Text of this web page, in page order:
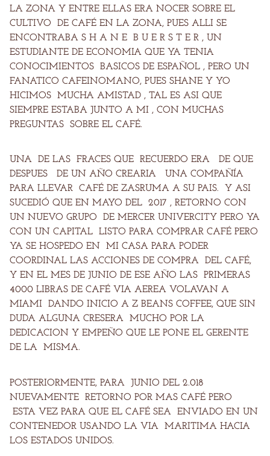
LA ZONA Y ENTRE ELLAS ERA NOCER SOBRE EL
CULTIVO DE CAFÉ EN LA ZONA, PUES ALLI SE
ENCONTRABA S H A N E B U E R S T E R , UN
ESTUDIANTE DE ECONOMIA QUE YA TENIA
CONOCIMIENTOS BASICOS DE ESPAÑOL , PERO UN
FANATICO CAFEINOMANO, PUES SHANE Y YO
HICIMOS MUCHA AMISTAD , TAL ES ASI QUE
SIEMPRE ESTABA JUNTO A MI , CON MUCHAS
PREGUNTAS SOBRE EL CAFÉ.
UNA DE LAS FRACES QUE RECUERDO ERA DE QUE
DESPUES DE UN AÑO CREARIA UNA COMPAÑÍA
PARA LLEVAR CAFÉ DE ZASRUMA A SU PAIS. Y ASI
SUCEDIÓ QUE EN MAYO DEL 2017 , RETORNO CON
UN NUEVO GRUPO DE MERCER UNIVERCITY PERO YA
CON UN CAPITAL LISTO PARA COMPRAR CAFÉ PERO
YA SE HOSPEDO EN MI CASA PARA PODER
COORDINAL LAS ACCIONES DE COMPRA DEL CAFÉ,
Y EN EL MES DE JUNIO DE ESE AÑO LAS PRIMERAS
4000 LIBRAS DE CAFÉ VIA AEREA VOLAVAN A
MIAMI DANDO INICIO A Z BEANS COFFEE, QUE SIN
DUDA ALGUNA CRESERA MUCHO POR LA
DEDICACION Y EMPEÑO QUE LE PONE EL GERENTE
DE LA MISMA.
POSTERIORMENTE, PARA JUNIO DEL 2.018
NUEVAMENTE RETORNO POR MAS CAFÉ PERO
ESTA VEZ PARA QUE EL CAFÉ SEA ENVIADO EN UN
CONTENEDOR USANDO LA VIA MARITIMA HACIA
LOS ESTADOS UNIDOS.